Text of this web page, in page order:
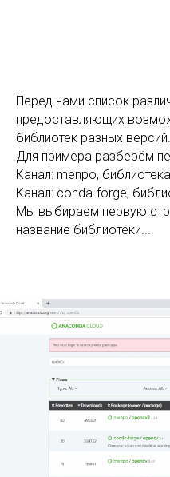
Перед нами список
предоставляющих
библиотек разных версий.
Для примера разберём
Канал: menpo,
Канал: conda-forge,
Мы выбираем первую
название библиотеки...